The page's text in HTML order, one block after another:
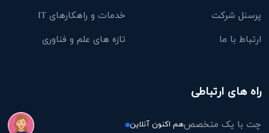
پرسنل شرکت
خدمات و راهکارهای IT
ارتباط با ما
تازه های علم و فناوری
راه های ارتباطی
چت با یک متخصصهم اکنون آنلاین